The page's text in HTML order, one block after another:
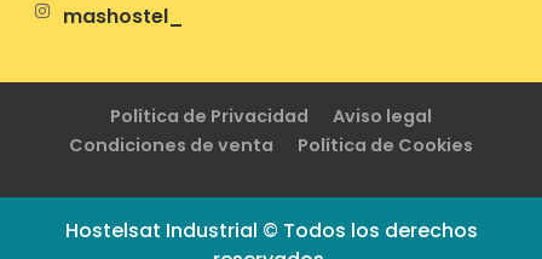
mashostel_
Política de Privacidad
Aviso legal
Condiciones de venta
Política de Cookies
Hostelsat Industrial © Todos los derechos